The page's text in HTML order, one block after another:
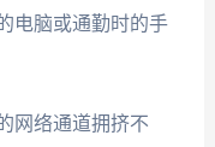
电脑或通勤时的手
网络通道拥挤不